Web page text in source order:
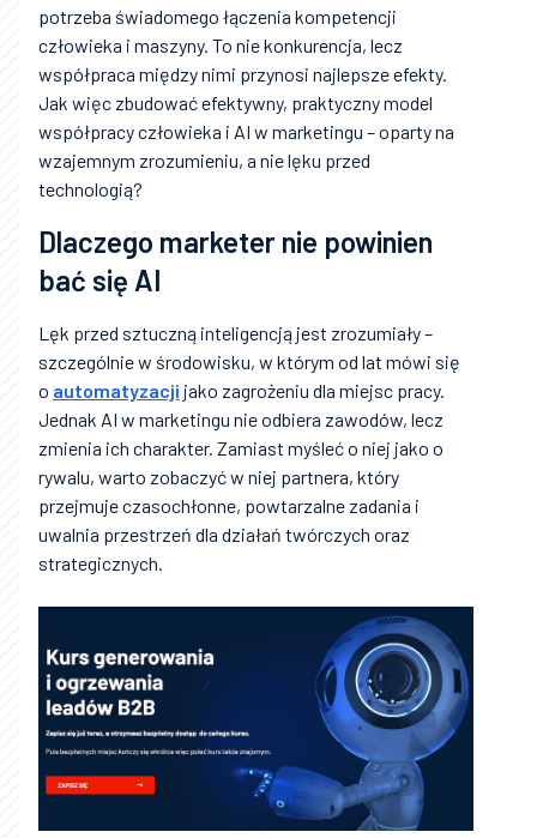
potrzeba świadomego łączenia kompetencji
człowieka i maszyny. To nie konkurencja, lecz
współpraca między nimi przynosi najlepsze efekty.
Jak więc zbudować efektywny, praktyczny model
współpracy człowieka i AI w marketingu – oparty na
wzajemnym zrozumieniu, a nie lęku przed
technologią?
Dlaczego marketer nie powinien
bać się AI
Lęk przed sztuczną inteligencją jest zrozumiały –
szczególnie w środowisku, w którym od lat mówi się
o automatyzacji jako zagrożeniu dla miejsc pracy.
Jednak AI w marketingu nie odbiera zawodów, lecz
zmienia ich charakter. Zamiast myśleć o niej jako o
rywalu, warto zobaczyć w niej partnera, który
przejmuje czasochłonne, powtarzalne zadania i
uwalnia przestrzeń dla działań twórczych oraz
strategicznych.